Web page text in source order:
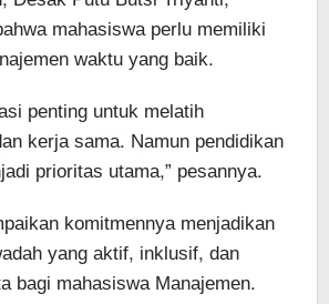
mahasiswa perlu memiliki
waktu yang baik.
penting untuk melatih
kerja sama. Namun pendidikan
prioritas utama,” pesannya.
komitmennya menjadikan
yang aktif, inklusif, dan
bagi mahasiswa Manajemen.